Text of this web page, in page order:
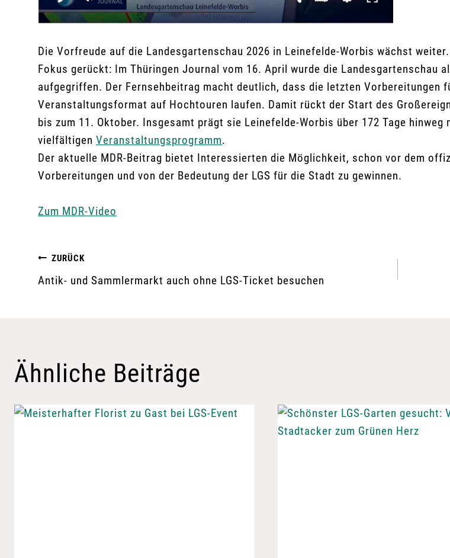
Die Vorfreude auf die Landesgartenschau 2026 in Leinefelde-Worbis wächst
Fokus gerückt: Im Thüringen Journal vom 16. April wurde die Landesgartenschau
aufgegriffen. Der Fernsehbeitrag macht deutlich, dass die letzten Vorbereitungen
Veranstaltungsformat auf Hochtouren laufen. Damit rückt der Start des
bis zum 11. Oktober. Insgesamt prägt sie Leinefelde-Worbis über 172 Tage
vielfältigen Veranstaltungsprogramm.
Der aktuelle MDR-Beitrag bietet Interessierten die Möglichkeit, schon vor dem
Vorbereitungen und von der Bedeutung der LGS für die Stadt zu gewinnen.
Zum MDR-Video
Beitragsnavigation
ZURÜCK
Antik- und Sammlermarkt auch ohne LGS-Ticket besuchen
Ähnliche Beiträge